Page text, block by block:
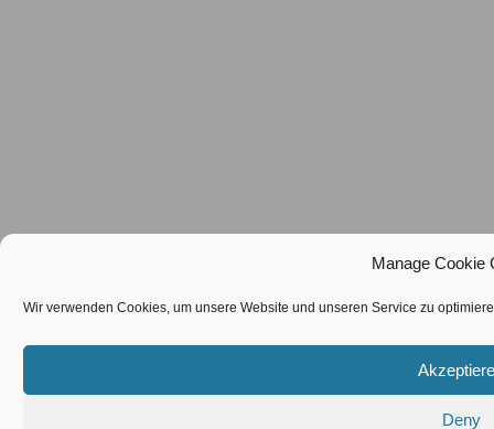
Manage Cookie
Wir verwenden Cookies, um unsere Website und unseren Service zu
Deny